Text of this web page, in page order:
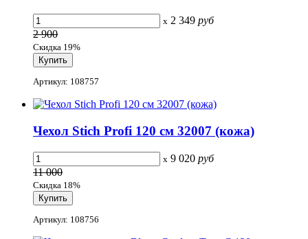
x 2 349 руб
2 900
Скидка 19%
Артикул: 108757
Чехол Stich Profi 120 см 32007 (кожа)
x 9 020 руб
11 000
Скидка 18%
Артикул: 108756